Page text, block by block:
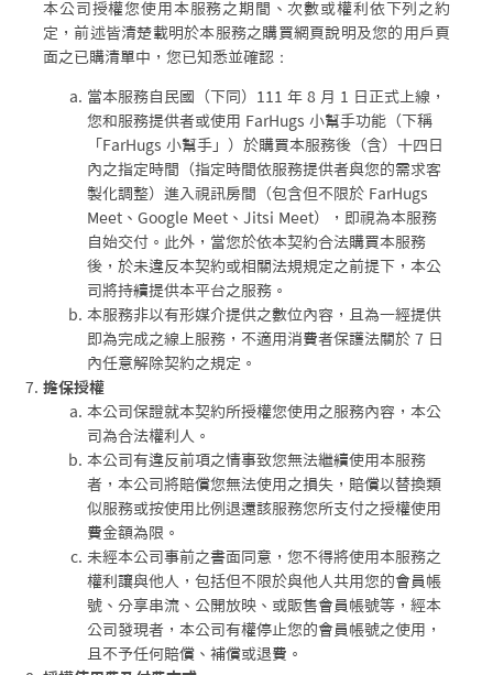
本公司授權您使用本服務之期間、次數或權利依下列之約
定，前述皆清楚載明於本服務之購買網頁說明及您的用戶頁
面之已購清單中，您已知悉並確認：
當本服務自民國（下同）111 年 8 月 1 日正式上線，
您和服務提供者或使用 FarHugs 小幫手功能（下稱
「FarHugs 小幫手」）於購買本服務後（含）十四日
內之指定時間（指定時間依服務提供者與您的需求客
製化調整）進入視訊房間（包含但不限於 FarHugs
Meet、Google Meet、Jitsi Meet），即視為本服務
自始交付。此外，當您於依本契約合法購買本服務
後，於未違反本契約或相關法規規定之前提下，本公
司將持續提供本平台之服務。
本服務非以有形媒介提供之數位內容，且為一經提供
即為完成之線上服務，不適用消費者保護法關於 7 日
內任意解除契約之規定。
擔保授權
本公司保證就本契約所授權您使用之服務內容，本公
司為合法權利人。
本公司有違反前項之情事致您無法繼續使用本服務
者，本公司將賠償您無法使用之損失，賠償以替換類
似服務或按使用比例退還該服務您所支付之授權使用
費金額為限。
未經本公司事前之書面同意，您不得將使用本服務之
權利讓與他人，包括但不限於與他人共用您的會員帳
號、分享串流、公開放映、或販售會員帳號等，經本
公司發現者，本公司有權停止您的會員帳號之使用，
且不予任何賠償、補償或退費。